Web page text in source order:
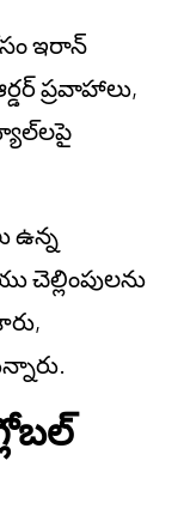
ఇరాన్
ప్రవాహాలు,
ఉన్న